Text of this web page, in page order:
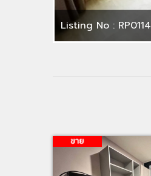
Listing No : RP0114